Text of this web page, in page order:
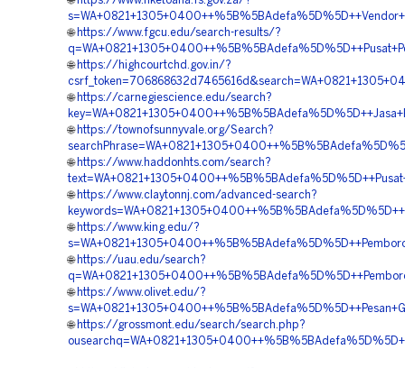
🌐 https://www.fgcu.edu/search-results/?
🌐 https://highcourtchd.gov.in/?
🌐 https://carnegiescience.edu/search?
🌐 https://townofsunnyvale.org/Search?
🌐 https://www.haddonhts.com/search?
🌐 https://www.claytonnj.com/advanced-search?
🌐 https://www.king.edu/?
🌐 https://uau.edu/search?
🌐 https://www.olivet.edu/?
🌐 https://grossmont.edu/search/search.php?